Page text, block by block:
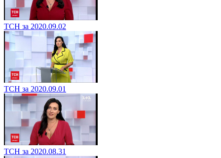
ТСН за 2020.09.02
ТСН за 2020.09.01
ТСН за 2020.08.31